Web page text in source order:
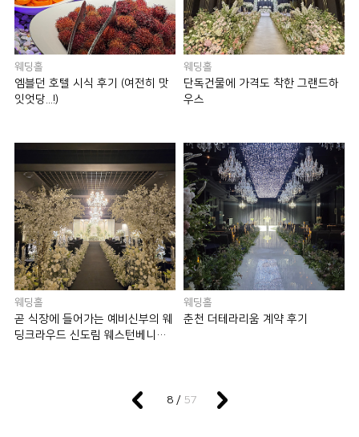
웨딩홀
엠블던 호텔 시식 후기 (여전히 맛
잇엇당...!)
웨딩홀
단독건물에 가격도 착한 그랜드하
우스
웨딩홀
곧 식장에 들어가는 예비신부의 웨
딩크라우드 신도림 웨스턴베니비
웨딩홀
춘천 더테라리움 계약 후기
8 /57